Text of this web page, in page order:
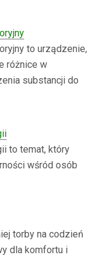
to urządzenie,
różnice w
substancji do
to temat, który
wśród osób
torby na codzień
dla komfortu i